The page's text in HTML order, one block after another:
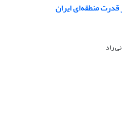
قدرت منطقه‌ای ایران
راد